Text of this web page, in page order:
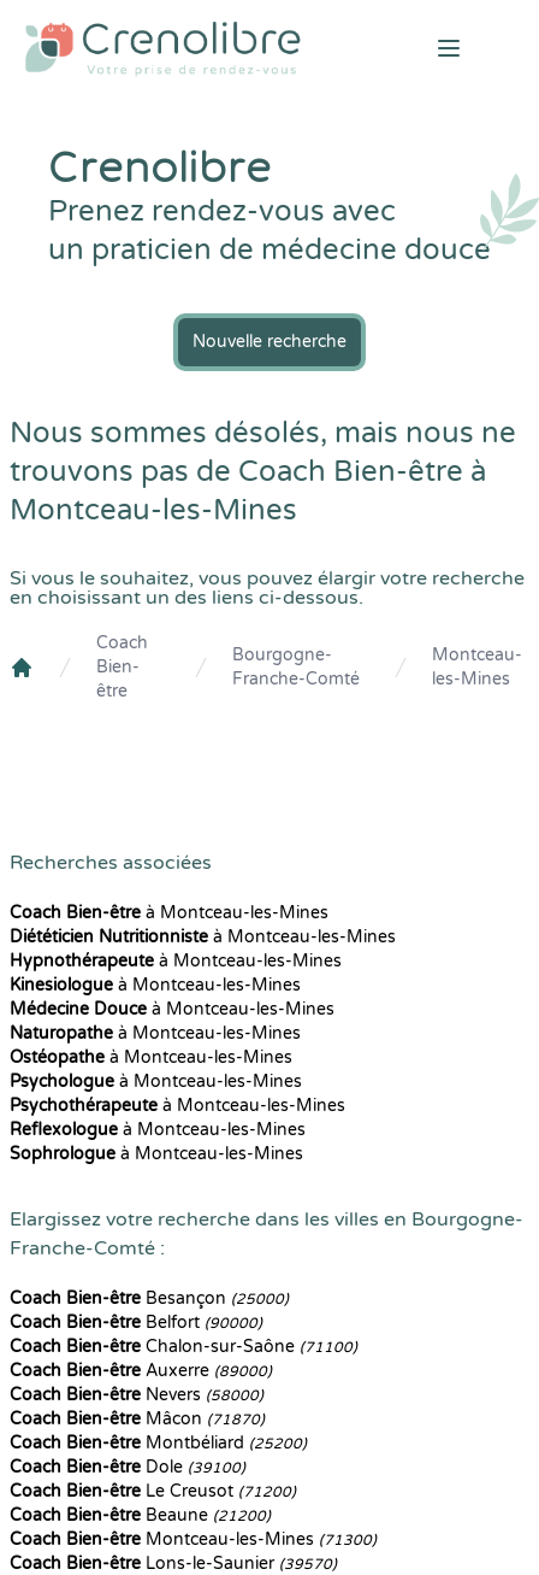
Open
Crenolibre
Prenez rendez-vous avec
un praticien de médecine douce
Nouvelle recherche
Nous sommes désolés, mais nous ne
trouvons pas de Coach Bien-être à
Montceau-les-Mines
Si vous le souhaitez, vous pouvez élargir votre recherche
en choisissant un des liens ci-dessous.
Crenolibre
Coach
Bien-
être
Bourgogne-
Franche-Comté
Montceau-
les-Mines
Recherches associées
Coach Bien-être à Montceau-les-Mines
Diététicien Nutritionniste à Montceau-les-Mines
Hypnothérapeute à Montceau-les-Mines
Kinesiologue à Montceau-les-Mines
Médecine Douce à Montceau-les-Mines
Naturopathe à Montceau-les-Mines
Ostéopathe à Montceau-les-Mines
Psychologue à Montceau-les-Mines
Psychothérapeute à Montceau-les-Mines
Reflexologue à Montceau-les-Mines
Sophrologue à Montceau-les-Mines
Elargissez votre recherche dans les villes en Bourgogne-
Franche-Comté :
Coach Bien-être Besançon (25000)
Coach Bien-être Belfort (90000)
Coach Bien-être Chalon-sur-Saône (71100)
Coach Bien-être Auxerre (89000)
Coach Bien-être Nevers (58000)
Coach Bien-être Mâcon (71870)
Coach Bien-être Montbéliard (25200)
Coach Bien-être Dole (39100)
Coach Bien-être Le Creusot (71200)
Coach Bien-être Beaune (21200)
Coach Bien-être Montceau-les-Mines (71300)
Coach Bien-être Lons-le-Saunier (39570)